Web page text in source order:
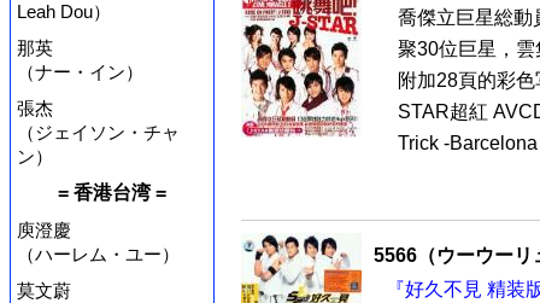
Leah Dou）
那英
（ナー・イン）
張杰
（ジェイソン・チャ
ン）
= 香港台湾 =
庾澄慶
（ハーレム・ユー）
莫文蔚
喬傑立巨星総動
聚30位巨星，
附加28頁的彩
STAR超紅
Trick -
5566（ウーウーリ
『好久不見 精装